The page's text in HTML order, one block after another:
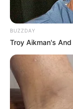
Mensagem
BUSCAR
BUZZDAY
Troy Aikman's